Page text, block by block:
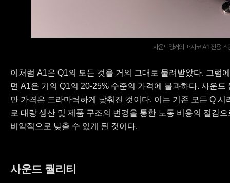
사운드앵커의 매지코 A1 전용 스
이처럼 A1은 Q1의 모든 것을 거의 그대로 물려받았다. 그럼
면 A1은 거의 Q1의 20-25% 수준의 가격에 불과하다. 사운
만 가격은 드라마틱하게 낮춰진 것이다. 이는 기존 모든 Q
로 대량 생산 및 제품 구조의 변경을 통한 노동 비용의 절감
비약적으로 낮출 수 있게 된 것이다.
사운드 퀄리티